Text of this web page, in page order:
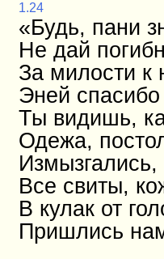
1.24
«Будь, пани
Не дай
За милости к
Эней
Ты видишь,
Одежа,
Все свиты,
В кулак от
Пришлись